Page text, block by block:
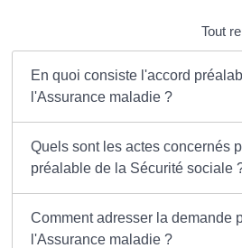
Tout
En quoi consiste l'accord
l'Assurance maladie ?
Quels sont les actes concernés
préalable de la Sécurité sociale
Comment adresser la demande
l'Assurance maladie ?